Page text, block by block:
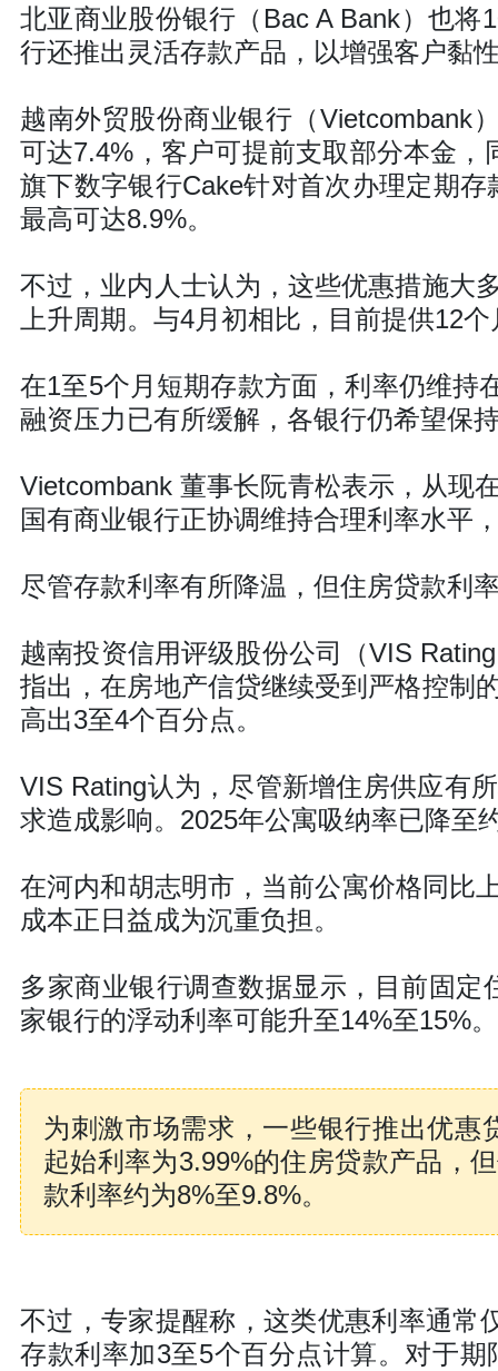
北亚商业股份银行（Bac A Bank）也
行还推出灵活存款产品，以增强客户黏
越南外贸股份商业银行（Vietcombank
可达7.4%，客户可提前支取部分本金
旗下数字银行Cake针对首次办理定期
最高可达8.9%。
不过，业内人士认为，这些优惠措施大
上升周期。与4月初相比，目前提供12
在1至5个月短期存款方面，利率仍维持
融资压力已有所缓解，各银行仍希望保
Vietcombank 董事长阮青松表示，从现
国有商业银行正协调维持合理利率水平
尽管存款利率有所降温，但住房贷款利
越南投资信用评级股份公司（VIS
指出，在房地产信贷继续受到严格控制
高出3至4个百分点。
VIS Rating认为，尽管新增住房供应有
求造成影响。2025年公寓吸纳率已降至
在河内和胡志明市，当前公寓价格同比
成本正日益成为沉重负担。
多家商业银行调查数据显示，目前固
家银行的浮动利率可能升至14%至15%。
为刺激市场需求，一些银行推出优惠
起始利率为3.99%的住房贷款产品，
款利率约为8%至9.8%。
不过，专家提醒称，这类优惠利率通常
存款利率加3至5个百分点计算。对于